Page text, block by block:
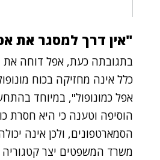
"אין דרך למסגר את
בתגובתה כעת, אפל דוחה את
כלל אינה מחזיקה בכוח
אפל כמונופול", במיוחד
הוסיפה וטענה כי היא חסרת
הסמארטפונים, ולכן אינה
משרד המשפטים יצר קטגוריה